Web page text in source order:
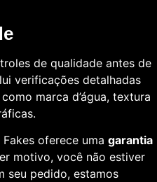
de qualidade antes de
verificações detalhadas
marca d’água, textura
oferece uma garantia
motivo, você não estiver
seu pedido, estamos